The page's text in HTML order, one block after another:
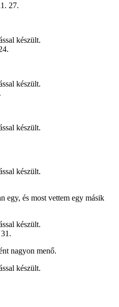
27.
készült.
készült.
készült.
készült.
egy, és most vettem egy másik
készült.
nagyon menő.
készült.